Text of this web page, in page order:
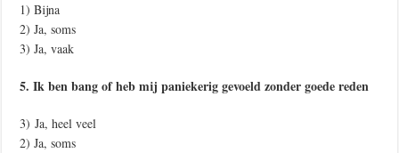
1) Bijna
2) Ja, soms
3) Ja, vaak
5. Ik ben bang of heb mij paniekerig gevoeld zonder goede reden
3) Ja, heel veel
2) Ja, soms